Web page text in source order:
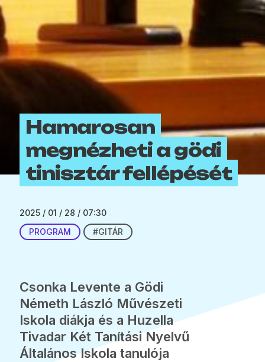
Hamarosan
megnézheti a gödi
tinisztár fellépését
2025 / 01 / 28 / 07:30
PROGRAM
#GITÁR
Csonka Levente a Gödi
Németh László Művészeti
Iskola diákja és a Huzella
Tivadar Két Tanítási Nyelvű
Általános Iskola tanulója